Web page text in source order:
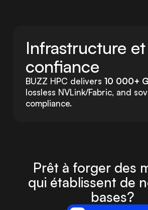
Infrastructure et
confiance
BUZZ HPC delivers 10 000+
lossless NVLink/Fabric, and
compliance.
Prêt à forger des
qui établissent de
bases?